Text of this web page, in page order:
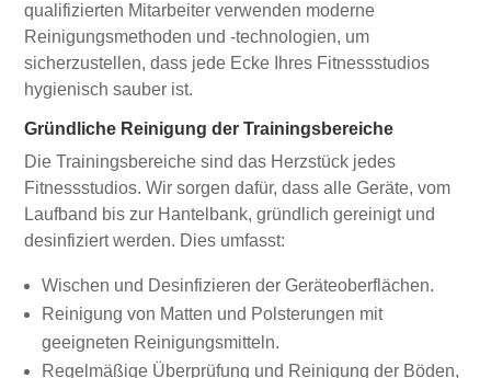
qualifizierten Mitarbeiter verwenden moderne
Reinigungsmethoden und -technologien, um
sicherzustellen, dass jede Ecke Ihres Fitnessstudios
hygienisch sauber ist.
Gründliche Reinigung der Trainingsbereiche
Die Trainingsbereiche sind das Herzstück jedes
Fitnessstudios. Wir sorgen dafür, dass alle Geräte, vom
Laufband bis zur Hantelbank, gründlich gereinigt und
desinfiziert werden. Dies umfasst:
Wischen und Desinfizieren der Geräteoberflächen.
Reinigung von Matten und Polsterungen mit
geeigneten Reinigungsmitteln.
Regelmäßige Überprüfung und Reinigung der Böden,